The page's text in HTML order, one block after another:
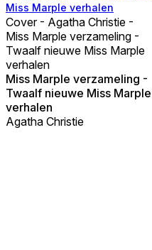
Miss Marple verhalen
Cover - Agatha Christie -
Miss Marple verzameling -
Twaalf nieuwe Miss Marple
verhalen
Miss Marple verzameling -
Twaalf nieuwe Miss Marple
verhalen
Agatha Christie